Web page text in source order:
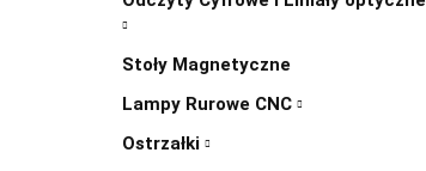
Stoły Magnetyczne
Lampy Rurowe CNC
Ostrzałki